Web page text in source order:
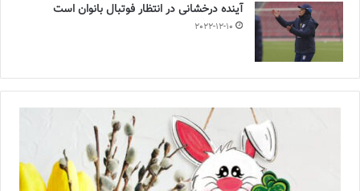
آینده درخشانی در انتظار فوتبال بانوان است
2022-12-10